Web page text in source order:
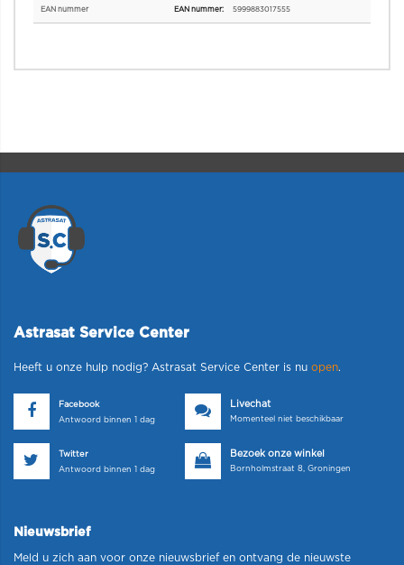
EAN nummer 5999883017555
Astrasat Service Center
Heeft u onze hulp nodig? Astrasat Service Center is nu open.
Facebook
Antwoord binnen 1 dag
Livechat
Momenteel niet beschikbaar
Twitter
Antwoord binnen 1 dag
Bezoek onze winkel
Bornholmstraat 8, Groningen
Nieuwsbrief
Meld u zich aan voor onze nieuwsbrief en ontvang de nieuwste